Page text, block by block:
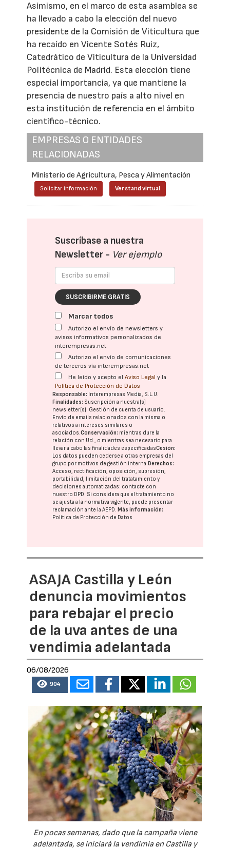
Asimismo, en el marco de esta asamblea se
ha llevado a cabo la elección del nuevo
presidente de la Comisión de Viticultura que
ha recaído en Vicente Sotés Ruiz,
Catedrático de Viticultura de la Universidad
Politécnica de Madrid. Esta elección tiene
especial importancia, ya que mantiene la
presencia de nuestro país a alto nivel en
esta institución de referencia en el ámbito
científico-técnico.
EMPRESAS O ENTIDADES
RELACIONADAS
Ministerio de Agricultura, Pesca y Alimentación
Solicitar información Ver stand virtual
Suscríbase a nuestra
Newsletter - Ver ejemplo
SUSCRIBIRME GRATIS
Marcar todos
Autorizo el envío de newsletters y
avisos informativos personalizados de
interempresas.net
Autorizo el envío de comunicaciones
de terceros vía interempresas.net
He leído y acepto elAviso Legal y la
Política de Protección de Datos
Responsable: Interempresas Media, S.L.U.
Finalidades: Suscripción a nuestra(s)
newsletter(s). Gestión de cuenta de usuario.
Envío de emails relacionados con la misma o
relativos a intereses similares o
asociados.Conservación: mientras dure la
relación con Ud., o mientras sea necesario para
llevar a cabo las finalidades especificadasCesión:
Los datos pueden cederse a otras empresas del
grupo por motivos de gestión interna.Derechos:
Acceso, rectificación, oposición, supresión,
portabilidad, limitación del tratatamiento y
decisiones automatizadas: contacte con
nuestro DPD. Si considera que el tratamiento no
se ajusta a la normativa vigente, puede presentar
reclamación ante laAEPD.Más información:
Política de Protección de Datos
ASAJA Castilla y León
denuncia movimientos
para rebajar el precio
de la uva antes de una
vendimia adelantada
06/08/2026
904
En pocas semanas, dado que la campaña viene
adelantada, se iniciará la vendimia en Castilla y